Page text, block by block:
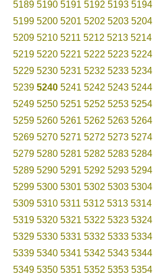
5189 5190 5191 5192 5193 5194
5199 5200 5201 5202 5203 5204
5209 5210 5211 5212 5213 5214
5219 5220 5221 5222 5223 5224
5229 5230 5231 5232 5233 5234
5239 5240 5241 5242 5243 5244
5249 5250 5251 5252 5253 5254
5259 5260 5261 5262 5263 5264
5269 5270 5271 5272 5273 5274
5279 5280 5281 5282 5283 5284
5289 5290 5291 5292 5293 5294
5299 5300 5301 5302 5303 5304
5309 5310 5311 5312 5313 5314
5319 5320 5321 5322 5323 5324
5329 5330 5331 5332 5333 5334
5339 5340 5341 5342 5343 5344
5349 5350 5351 5352 5353 5354